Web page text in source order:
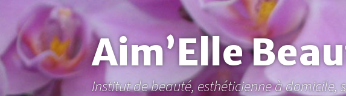
contenu
Aim’Elle
Institut de beauté, esthéticienne à